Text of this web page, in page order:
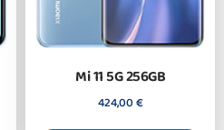
Mi 11 5G 256GB
424,00€